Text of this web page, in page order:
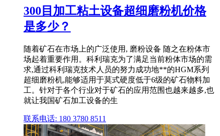
300目加工粘土设备超细磨粉机价格
是多少？
随着矿石在市场上的广泛使用, 磨粉设备 随之在粉体市
场起着重要作用。科利瑞克为了满足当前粉体市场的需
求,通过科利瑞克技术人员的努力成功地**的HGM系列
超细磨粉机,能够适用于莫式硬度低于6级的矿石物料加
工。针对于各个行业对于矿石的应用范围也越来越多,也
就让我国矿石加工设备的生
联系电话: 180 3780 8511